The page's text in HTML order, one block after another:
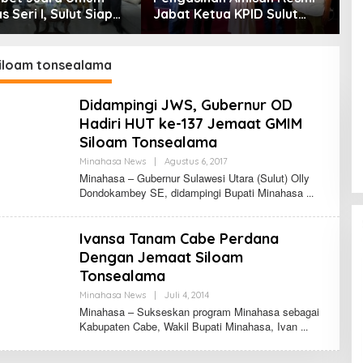
Seri I, Sulut Siap
Pacuan
Jabat Ketua KPID Sulut
Gantikan Truly Kerap
tonsealama
Didampingi JWS, Gubernur OD
Hadiri HUT ke-137 Jemaat GMIM
Siloam Tonsealama
Minahasa News Agustus 6, 2017O
L
E
H
E
N
A
N
U
M
A
A
Minahasa – Gubernur Sulawesi Utara (Sulut) Olly
Dondokambey SE, didampingi Bupati Minahasa
Ivansa Tanam Cabe Perdana
Dengan Jemaat Siloam
Tonsealama
Minahasa News Juli 4, 2014O
E
H
Minahasa – Sukseskan program Minahasa sebagai
Kabupaten Cabe, Wakil Bupati Minahasa, Ivan